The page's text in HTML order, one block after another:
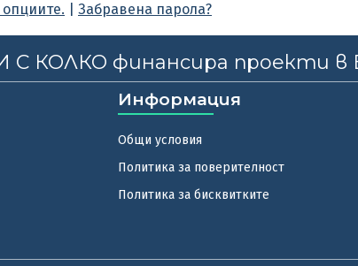
Забравена парола?
КОЛКО финансира проекти в
Информация
Общи условия
Политика за поверителност
Политика за бисквитките